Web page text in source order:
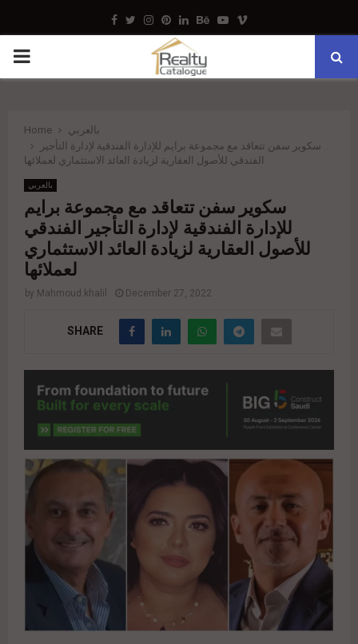
Facebook
TwitterInstagram
Pinterest
LinkedinBehance
Youtube
Vimeo
PRIMARY
Home
بالعربي
سكوير سفن تتعاقد مع مجموعة برايم للإدارة الفندقية لإدارة التأجير
الفندقي للأصول العقارية لزيادة العائد الاستثماري لعملائها
بالعربي
سكوير سفن تتعاقد مع مجموعة برايم
للإدارة الفندقية لإدارة التأجير الفندقي
للأصول العقارية لزيادة العائد الاستثماري
لعملائها
by Mahmoud khalil December 27, 2022
SHARE